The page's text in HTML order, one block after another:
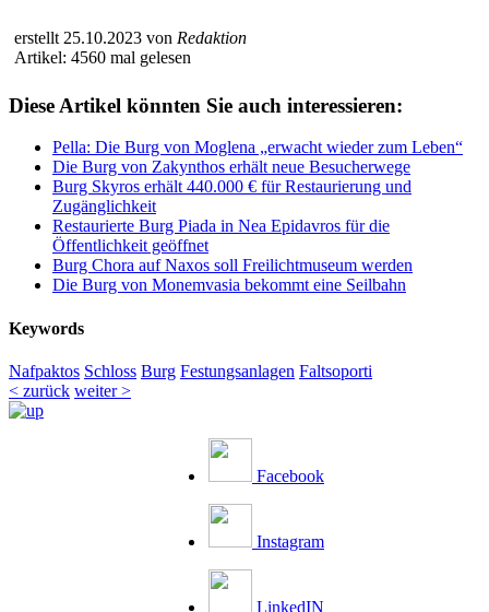
erstellt 25.10.2023 von Redaktion
Artikel: 4560 mal gelesen
Diese Artikel könnten Sie auch interessieren:
Pella: Die Burg von Moglena „erwacht wieder zum Leben“
Die Burg von Zakynthos erhält neue Besucherwege
Burg Skyros erhält 440.000 € für Restaurierung und
Zugänglichkeit
Restaurierte Burg Piada in Nea Epidavros für die
Öffentlichkeit geöffnet
Burg Chora auf Naxos soll Freilichtmuseum werden
Die Burg von Monemvasia bekommt eine Seilbahn
Keywords
Nafpaktos Schloss Burg Festungsanlagen Faltsoporti
< zurück weiter >
Facebook
Instagram
LinkedIN